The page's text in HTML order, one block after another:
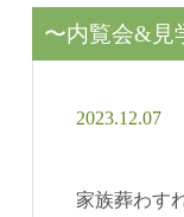
〜内覧会&見
2023.12.07
家族葬わす